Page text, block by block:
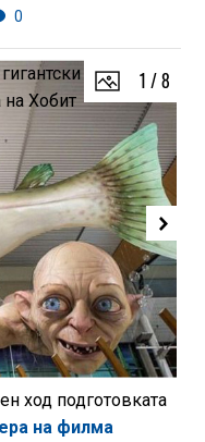
0
1 /8
ход подготовката
на филма